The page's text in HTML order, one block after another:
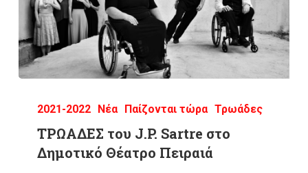
2021-2022 Νέα Παίζονται τώρα Τρωάδες
ΤΡΩΑΔΕΣ του J.P. Sartre στο
Δημοτικό Θέατρο Πειραιά